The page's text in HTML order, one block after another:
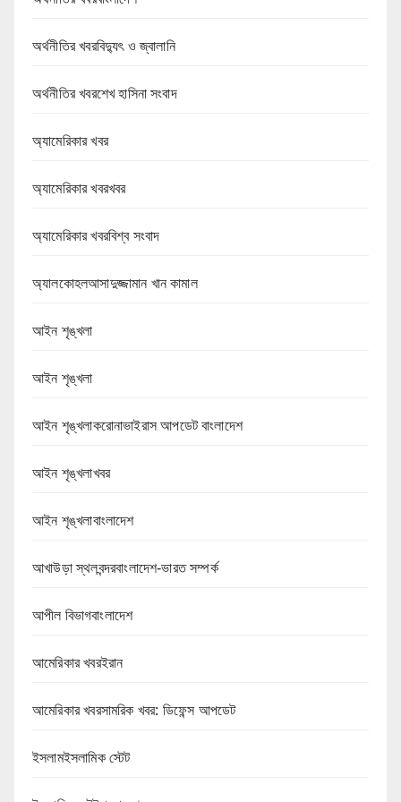
অর্থনীতির খবরবিদ্যুৎ ও জ্বালানি
অর্থনীতির খবরশেখ হাসিনা সংবাদ
অ্যামেরিকার খবর
অ্যামেরিকার খবরখবর
অ্যামেরিকার খবরবিশ্ব সংবাদ
অ্যালকোহলআসাদুজ্জামান খান কামাল
আইন শৃঙ্খলা
আইন শৃঙ্খলা
আইন শৃঙ্খলাকরোনাভাইরাস আপডেট বাংলাদেশ
আইন শৃঙ্খলাখবর
আইন শৃঙ্খলাবাংলাদেশ
আখাউড়া স্থলবন্দরবাংলাদেশ-ভারত সম্পর্ক
আপীল বিভাগবাংলাদেশ
আমেরিকার খবরইরান
আমেরিকার খবরসামরিক খবর: ডিফেন্স আপডেট
ইসলামইসলামিক স্টেট